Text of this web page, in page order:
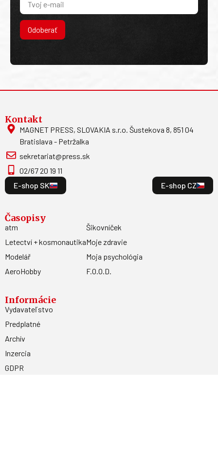
Odoberať
Kontakt
MAGNET PRESS, SLOVAKIA s.r.o. Šustekova 8, 851 04
Bratislava - Petržalka
sekretariat@press.sk
02/67 20 19 11
E-shop SK
E-shop CZ
Časopisy
atm
Letectví + kosmonautika
Modelář
AeroHobby
Šikovníček
Moje zdravie
Moja psychológia
F.O.O.D.
Informácie
Vydavateľstvo
Predplatné
Archív
Inzercia
GDPR